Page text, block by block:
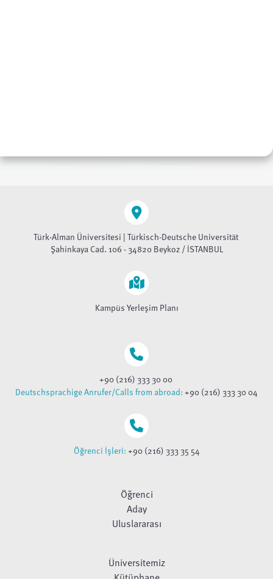
Türk-Alman Üniversitesi | Türkisch-Deutsche Universität
Şahinkaya Cad. 106 - 34820 Beykoz / İSTANBUL
Kampüs Yerleşim Planı
+90 (216) 333 30 00
Deutschsprachige Anrufer/Calls from abroad:+90 (216) 333 30 04
Öğrenci İşleri:+90 (216) 333 35 54
Öğrenci
Aday
Uluslararası
Üniversitemiz